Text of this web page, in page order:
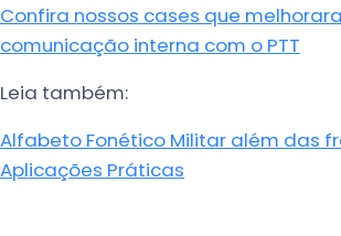
Confira nossos cases que
comunicação interna com o PTT
Leia também:
Alfabeto Fonético Militar além das
Aplicações Práticas